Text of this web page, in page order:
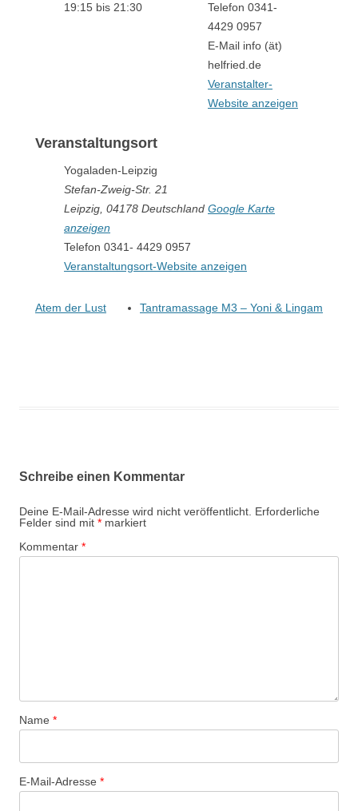
19:15 bis 21:30
Veranstaltungsort
Yogaladen-Leipzig
Stefan-Zweig-Str. 21
Leipzig 04178 Deutschland Google Karte
anzeigen
Telefon 0341- 4429 0957
Veranstaltungsort-Website anzeigen
Telefon 0341-
4429 0957
E-Mail info (ät)
helfried.de
Veranstalter-
Website anzeigen
Atem der Lust Tantramassage M3 – Yoni & Lingam
Schreibe einen Kommentar
Deine E-Mail-Adresse wird nicht veröffentlicht. Erforderliche
Felder sind mit * markiert
Kommentar *
Name *
E-Mail-Adresse *